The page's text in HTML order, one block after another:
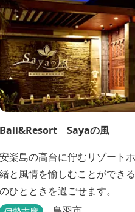
Bali&Resort Sayaの風
安楽島の高台に佇むリゾート
緒と風情を愉しむことができ
のひとときを過ごせます。